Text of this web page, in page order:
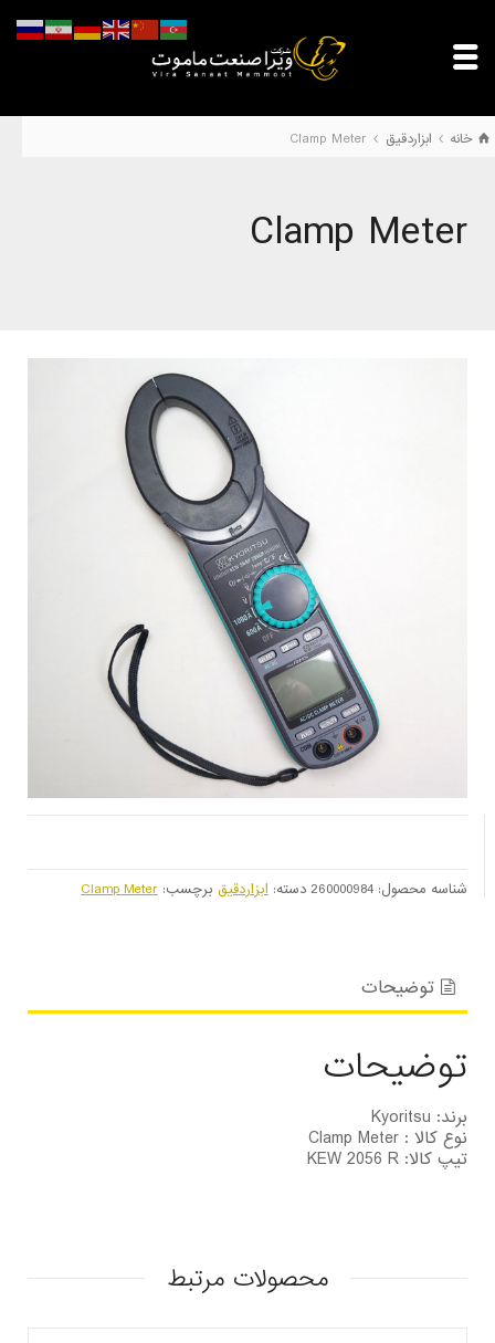
خانه ابزاردقیق Clamp Meter
Clamp Meter
شناسه محصول: 260000984 دسته: ابزاردقیق برچسب: Clamp Meter
توضیحات
توضیحات
برند: Kyoritsu
نوع کالا : Clamp Meter
تیپ کالا: KEW 2056 R
محصولات مرتبط